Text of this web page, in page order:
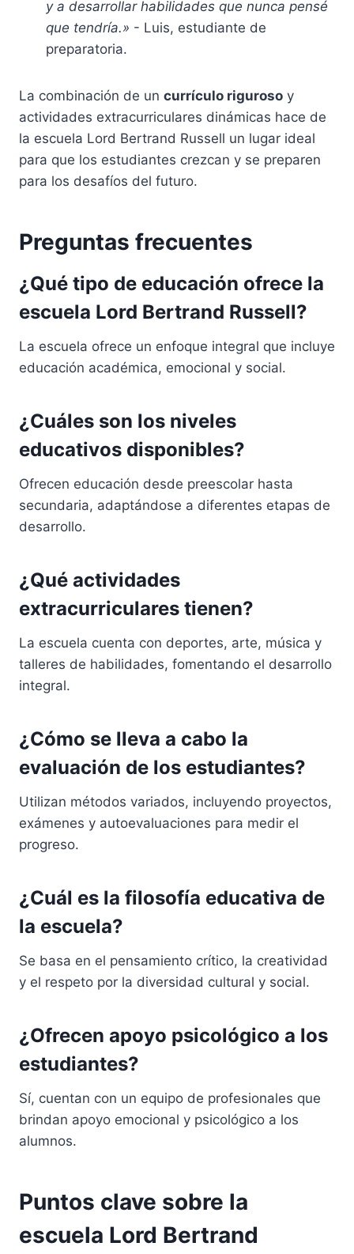
y a desarrollar habilidades que nunca pensé
que tendría.» - Luis, estudiante de
preparatoria.
La combinación de un currículo riguroso y
actividades extracurriculares dinámicas hace de
la escuela Lord Bertrand Russell un lugar ideal
para que los estudiantes crezcan y se preparen
para los desafíos del futuro.
Preguntas frecuentes
¿Qué tipo de educación ofrece la
escuela Lord Bertrand Russell?
La escuela ofrece un enfoque integral que incluye
educación académica, emocional y social.
¿Cuáles son los niveles
educativos disponibles?
Ofrecen educación desde preescolar hasta
secundaria, adaptándose a diferentes etapas de
desarrollo.
¿Qué actividades
extracurriculares tienen?
La escuela cuenta con deportes, arte, música y
talleres de habilidades, fomentando el desarrollo
integral.
¿Cómo se lleva a cabo la
evaluación de los estudiantes?
Utilizan métodos variados, incluyendo proyectos,
exámenes y autoevaluaciones para medir el
progreso.
¿Cuál es la filosofía educativa de
la escuela?
Se basa en el pensamiento crítico, la creatividad
y el respeto por la diversidad cultural y social.
¿Ofrecen apoyo psicológico a los
estudiantes?
Sí, cuentan con un equipo de profesionales que
brindan apoyo emocional y psicológico a los
alumnos.
Puntos clave sobre la
escuela Lord Bertrand